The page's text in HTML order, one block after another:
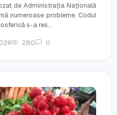
de Administrația Națională
numeroase probleme. Codul
s-a res...
280 0